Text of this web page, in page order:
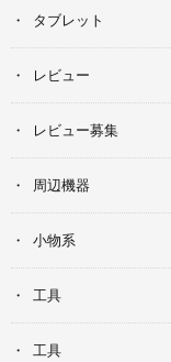
タブレット
レビュー
レビュー募集
周辺機器
小物系
工具
工具